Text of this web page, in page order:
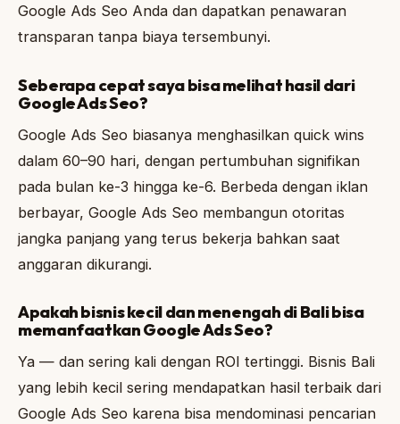
Google Ads Seo Anda dan dapatkan penawaran
transparan tanpa biaya tersembunyi.
Seberapa cepat saya bisa melihat hasil dari
Google Ads Seo?
Google Ads Seo biasanya menghasilkan quick wins
dalam 60–90 hari, dengan pertumbuhan signifikan
pada bulan ke-3 hingga ke-6. Berbeda dengan iklan
berbayar, Google Ads Seo membangun otoritas
jangka panjang yang terus bekerja bahkan saat
anggaran dikurangi.
Apakah bisnis kecil dan menengah di Bali bisa
memanfaatkan Google Ads Seo?
Ya — dan sering kali dengan ROI tertinggi. Bisnis Bali
yang lebih kecil sering mendapatkan hasil terbaik dari
Google Ads Seo karena bisa mendominasi pencarian